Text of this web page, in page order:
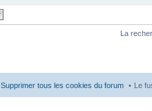
La
Le
Supprimer tous les cookies du forum